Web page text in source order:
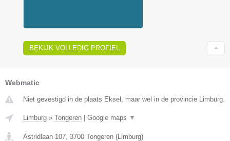
BEKIJK VOLLEDIG PROFIEL
Webmatic
Niet gevestigd in de plaats Eksel, maar wel in de provincie Limburg.
Limburg » Tongeren | Google maps ▼
Astridlaan 107 3700 Tongeren (Limburg)